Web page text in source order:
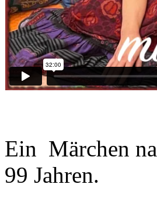
Ein Märchen
99 Jahren.